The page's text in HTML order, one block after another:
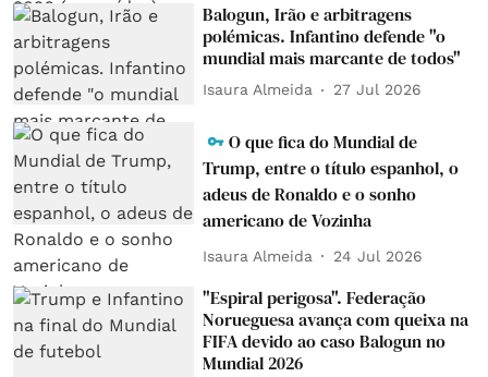
Balogun, Irão e arbitragens
polémicas. Infantino defende "o
mundial mais marcante de todos"
Isaura Almeida 27 Jul 2026
O que fica do Mundial de
Trump, entre o título espanhol, o
adeus de Ronaldo e o sonho
americano de Vozinha
Isaura Almeida 24 Jul 2026
"Espiral perigosa". Federação
Norueguesa avança com queixa na
FIFA devido ao caso Balogun no
Mundial 2026